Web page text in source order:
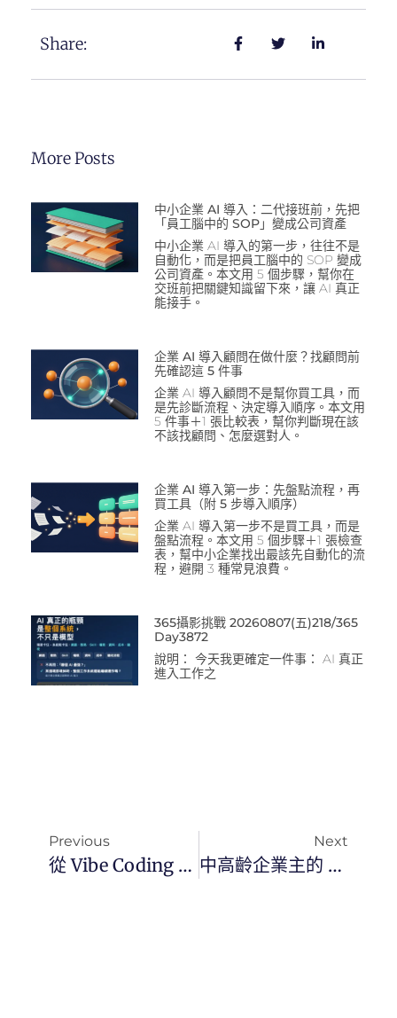
Share:
More Posts
中小企業 AI 導入：二代接班前，先把
「員工腦中的 SOP」變成公司資產
中小企業 AI 導入的第一步，往往不是
自動化，而是把員工腦中的 SOP 變成
公司資產。本文用 5 個步驟，幫你在
交班前把關鍵知識留下來，讓 AI 真正
能接手。
企業 AI 導入顧問在做什麼？找顧問前
先確認這 5 件事
企業 AI 導入顧問不是幫你買工具，而
是先診斷流程、決定導入順序。本文用
5 件事＋1 張比較表，幫你判斷現在該
不該找顧問、怎麼選對人。
企業 AI 導入第一步：先盤點流程，再
買工具（附 5 步導入順序）
企業 AI 導入第一步不是買工具，而是
盤點流程。本文用 5 個步驟＋1 張檢查
表，幫中小企業找出最該先自動化的流
程，避開 3 種常見浪費。
365攝影挑戰 20260807(五)218/365
Day3872
說明： 今天我更確定一件事： AI 真正
進入工作之
Previous
從 Vibe Coding 到 Agentic Engineering：如何打造穩定的 AI 工作流？
Next
中高齡企業主的 AI 痛點：不是學不會 AI，是卡在這些「基礎設定」